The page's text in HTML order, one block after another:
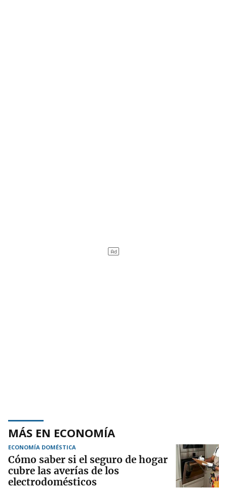
MÁS EN ECONOMÍA
ECONOMÍA DOMÉSTICA
Cómo saber si el seguro de hogar
cubre las averías de los
electrodomésticos